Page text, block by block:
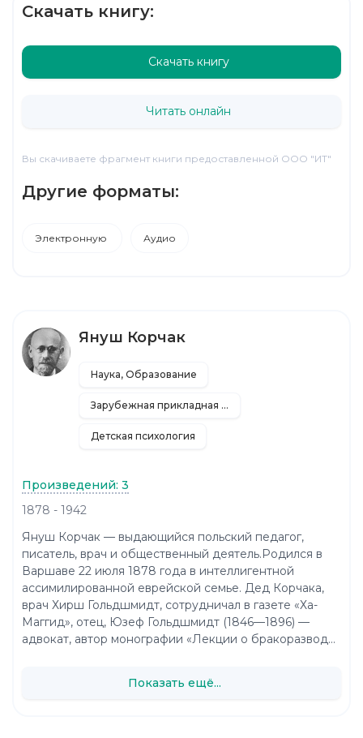
Скачать книгу:
Скачать книгу
Читать онлайн
Вы скачиваете фрагмент книги предоставленной ООО "ИТ"
Другие форматы:
Электронную Аудио
Януш Корчак
Наука, Образование
Зарубежная прикладная и научно-популярная литература
Детская психология
Произведений: 3
1878 - 1942
Януш Корчак — выдающийся польский педагог,
писатель, врач и общественный деятель.Родился в
Варшаве 22 июля 1878 года в интеллигентной
ассимилированной еврейской семье. Дед Корчака,
врач Хирш Гольдшмидт, сотрудничал в газете «Ха-
Маггид», отец, Юзеф Гольдшмидт (1846—1896) —
адвокат, автор монографии «Лекции о бракоразвод...
Показать ещё...